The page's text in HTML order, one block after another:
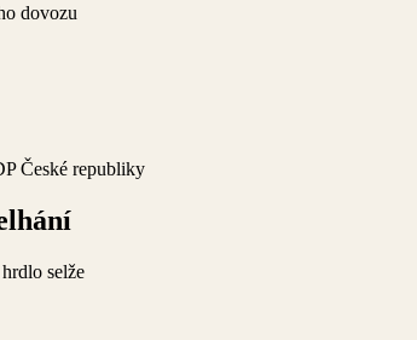
dovozu
České republiky
selže